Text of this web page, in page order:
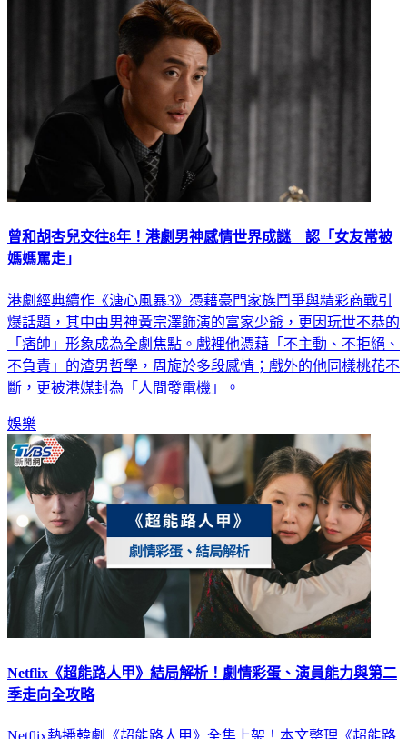
曾和胡杏兒交往8年！港劇男神感情世界成謎 認「女友常被
媽媽罵走」
港劇經典續作《溏心風暴3》憑藉豪門家族鬥爭與精彩商戰引
爆話題，其中由男神黃宗澤飾演的富家少爺，更因玩世不恭的
「痞帥」形象成為全劇焦點。戲裡他憑藉「不主動、不拒絕、
不負責」的渣男哲學，周旋於多段感情；戲外的他同樣桃花不
斷，更被港媒封為「人間發電機」。
娛樂
Netflix《超能路人甲》結局解析！劇情彩蛋、演員能力與第二
季走向全攻略